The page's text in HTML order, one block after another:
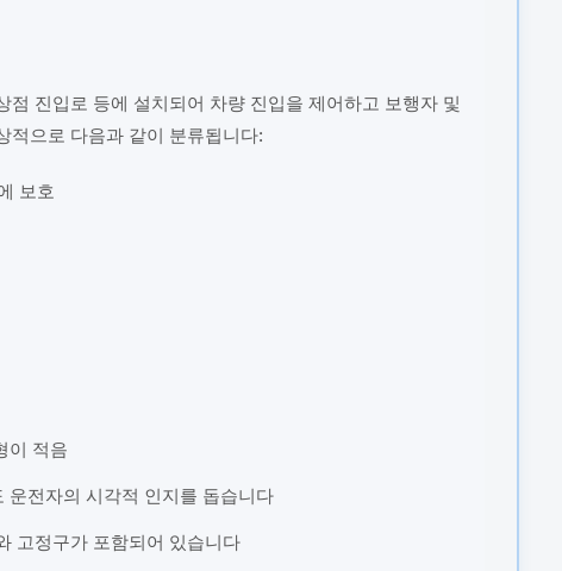
진입로 등에 설치되어 차량 진입을 제어하고 보행자 및
적으로 다음과 같이 분류됩니다:
보호
이 적음
전자의 시각적 인지를 돕습니다
고정구가 포함되어 있습니다